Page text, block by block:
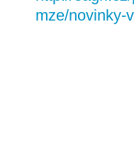
mze/novinky-